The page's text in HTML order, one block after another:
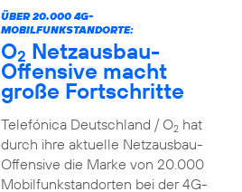
ÜBER 20.000 4G-
MOBILFUNKSTANDORTE:
O2 Netzausbau-
Offensive macht
große Fortschritte
Telefónica Deutschland / O2hat
durch ihre aktuelle Netzausbau-
Offensive die Marke von 20.000
Mobilfunkstandorten bei der 4G-